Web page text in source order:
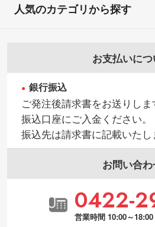
お支払いに
銀行振込
ご発注後請求書をお送りし
振込口座にご入金ください。
振込先は請求書に記載いたし
お問い合
0422-
営業時間 10:00～
人気のカテゴリから探す